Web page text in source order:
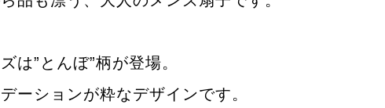
は”とんぼ”柄が登場。
ーションが粋なデザインです。